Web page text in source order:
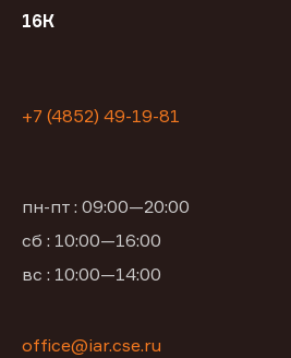
16К
+7 (4852) 49-19-81
пн-пт : 09:00—20:00
сб : 10:00—16:00
вс : 10:00—14:00
office@iar.cse.ru